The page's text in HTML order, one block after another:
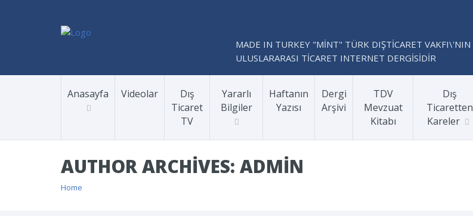
MADE IN TURKEY "MİNT" TÜRK DIŞTİCARET VAKFI\'NIN
ULUSLARARASI TİCARET INTERNET DERGİSİDİR
Anasayfa Videolar
Dış
Ticaret
TV
Yararlı
Bilgiler
Haftanın
Yazısı
Dergi
Arşivi
TDV
Mevzuat
Kitabı
Dış
Ticaretten
Kareler
AUTHOR ARCHIVES: ADMIN
Home